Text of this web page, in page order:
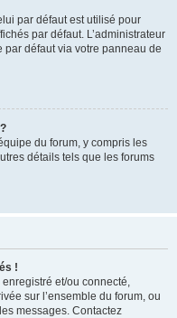
par défaut est utilisé pour
par défaut. L’administrateur
défaut via votre panneau de
du forum, y compris les
détails tels que les forums
!
enregistré et/ou connecté,
sur l’ensemble du forum, ou
messages. Contactez